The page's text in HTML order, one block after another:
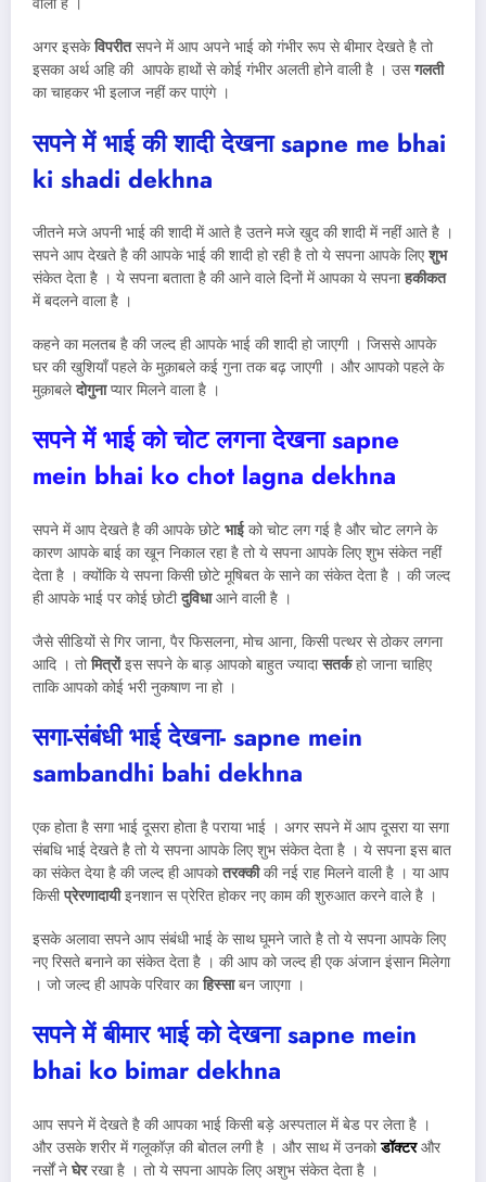
अगर इसकेविपरीतसपने में आप अपने भाई को गंभीर रूप से बीमार देखते है तो
इसका अर्थ अहि की आपके हाथों से कोई गंभीर अलती होने वाली है । उसगलती
का चाहकर भी इलाज नहीं कर पाएंगे ।
सपने में भाई की शादी देखना sapne me bhai
ki shadi dekhna
जीतने मजे अपनी भाई की शादी में आते है उतने मजे खुद की शादी में नहीं आते है ।
सपने आप देखते है की आपके भाई की शादी हो रही है तो ये सपना आपके लिएशुभ
संकेत देता है । ये सपना बताता है की आने वाले दिनों में आपका ये सपनाहकीकत
में बदलने वाला है ।
कहने का मलतब है की जल्द ही आपके भाई की शादी हो जाएगी । जिससे आपके
घर की खुशियाँ पहले के मुक़ाबले कई गुना तक बढ़ जाएगी । और आपको पहले के
मुक़ाबलेदोगुनाप्यार मिलने वाला है ।
सपने में भाई को चोट लगना देखनाsapne
mein bhai ko chot lagna dekhna
सपने में आप देखते है की आपके छोटे भाईको चोट लग गई है और चोट लगने के
कारण आपके बाई का खून निकाल रहा है तो ये सपना आपके लिए शुभ संकेत नहीं
देता है । क्योंकि ये सपना किसी छोटे मूषिबत के साने का संकेत देता है । की जल्द
ही आपके भाई पर कोई छोटीदुविधाआने वाली है ।
जैसे सीडियों से गिर जाना, पैर फिसलना, मोच आना, किसी पत्थर से ठोकर लगना
आदि । तोमित्रोंइस सपने के बाड़ आपको बाहुत ज्यादासतर्कहो जाना चाहिए
ताकि आपको कोई भरी नुकषाण ना हो ।
सगा-संबंधी भाई देखना- sapne mein
sambandhi bahi dekhna
एक होता है सगा भाई दूसरा होता है पराया भाई । अगर सपने में आप दूसरा या सगा
संबधि भाई देखते है तो ये सपना आपके लिए शुभ संकेत देता है । ये सपना इस बात
का संकेत देया है की जल्द ही आपकोतरक्कीकी नई राह मिलने वाली है । या आप
किसीप्रेरणादायीइनशान स प्रेरित होकर नए काम की शुरुआत करने वाले है ।
इसके अलावा सपने आप संबंधी भाई के साथ घूमने जाते है तो ये सपना आपके लिए
नए रिसते बनाने का संकेत देता है । की आप को जल्द ही एक अंजान इंसान मिलेगा
। जो जल्द ही आपके परिवार काहिस्साबन जाएगा ।
सपने में बीमार भाई को देखना sapne mein
bhai ko bimar dekhna
आप सपने में देखते है की आपका भाई किसी बड़े अस्पताल में बेड पर लेता है ।
और उसके शरीर में गलूकॉज़ की बोतल लगी है । और साथ में उनकोडॉक्टरऔर
नर्सों नेघेररखा है । तो ये सपना आपके लिए अशुभ संकेत देता है ।